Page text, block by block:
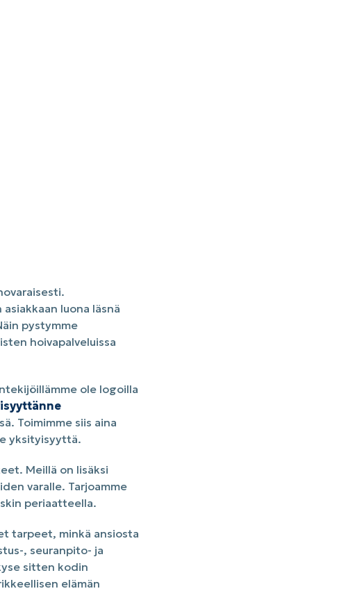
luona läsnä
pystymme
hoivapalveluissa
ole logoilla
Toimimme siis aina
yksityisyyttä.
Meillä on lisäksi
varalle. Tarjoamme
periaatteella.
tarpeet, minkä ansiosta
, seuranpito- ja
sitten kodin
elämän